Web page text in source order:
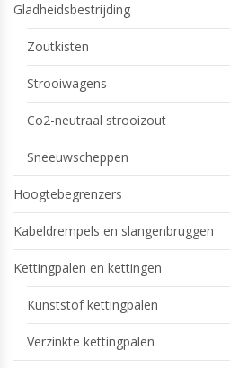
Gladheidsbestrijding
Zoutkisten
Strooiwagens
Co2-neutraal strooizout
Sneeuwscheppen
Hoogtebegrenzers
Kabeldrempels en slangenbruggen
Kettingpalen en kettingen
Kunststof kettingpalen
Verzinkte kettingpalen